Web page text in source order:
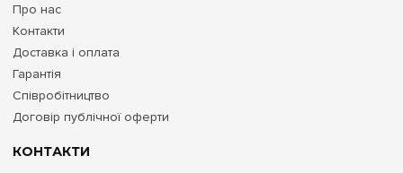
КОНТАКТИ
Про нас
Контакти
Доставка і оплата
Гарантія
Співробітництво
Договір публічної оферти